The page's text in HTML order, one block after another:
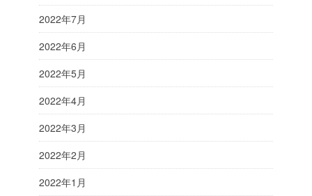
2022年7月
2022年6月
2022年5月
2022年4月
2022年3月
2022年2月
2022年1月